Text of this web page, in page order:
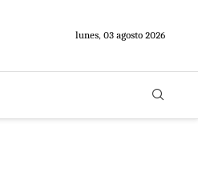
lunes, 03 agosto 2026